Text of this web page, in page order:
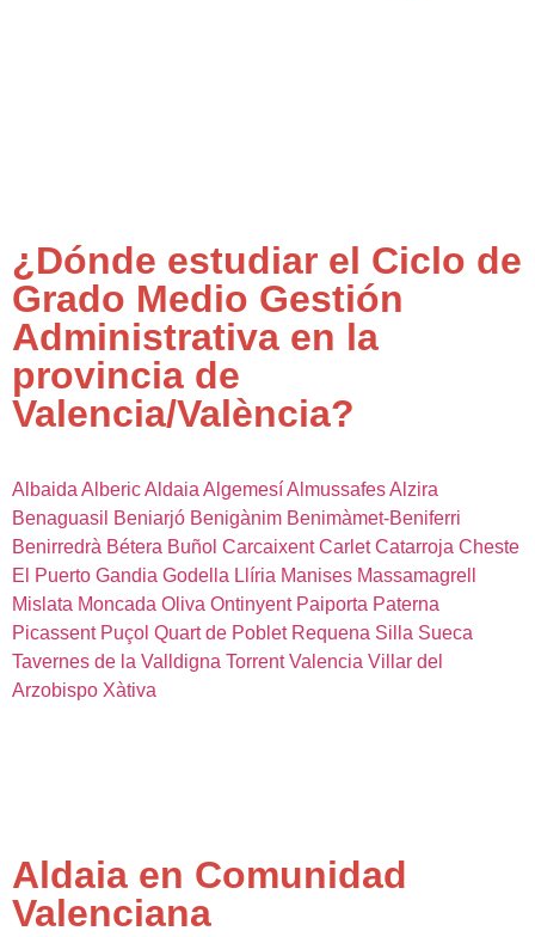
¿Dónde estudiar el Ciclo de
Grado Medio Gestión
Administrativa en la
provincia de
Valencia/València?
AlbaidaAlbericAldaiaAlgemesíAlmussafesAlzira
Benaguasil
Beniarjó Benigànim Benimàmet-Beniferri
Benirredrà Bétera Buñol Carcaixent Carlet Catarroja Cheste
El Puerto Gandia Godella Llíria Manises Massamagrell
Mislata Moncada Oliva Ontinyent Paiporta Paterna
Picassent Puçol Quart de Poblet Requena Silla Sueca
Tavernes de la Valldigna Torrent Valencia Villar del
Arzobispo Xàtiva
Aldaia en Comunidad
Valenciana